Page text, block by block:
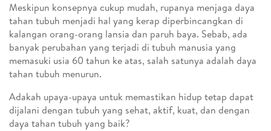
Meskipun konsepnya cukup mudah, rupanya menjaga daya
tahan tubuh menjadi hal yang kerap diperbincangkan di
kalangan orang-orang lansia dan paruh baya. Sebab, ada
banyak perubahan yang terjadi di tubuh manusia yang
memasuki usia 60 tahun ke atas, salah satunya adalah daya
tahan tubuh menurun.
Adakah upaya-upaya untuk memastikan hidup tetap dapat
dijalani dengan tubuh yang sehat, aktif, kuat, dan dengan
daya tahan tubuh yang baik?